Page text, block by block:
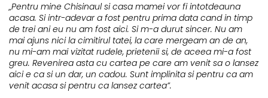
„Pentru mine Chisinaul si casa mamei vor fi intotdeauna
acasa. Si intr-adevar a fost pentru prima data cand in timp
de trei ani eu nu am fost aici. Si m-a durut sincer. Nu am
mai ajuns nici la cimitirul tatei, la care mergeam an de an,
nu mi-am mai vizitat rudele, prietenii si, de aceea mi-a fost
greu. Revenirea asta cu cartea pe care am venit sa o lansez
aici e ca si un dar, un cadou. Sunt implinita si pentru ca am
venit acasa si pentru ca lansez cartea”.